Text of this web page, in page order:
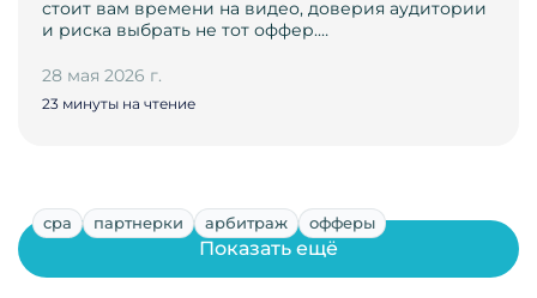
стоит вам времени на видео, доверия аудитории
и риска выбрать не тот оффер.…
28 мая 2026 г.
23 минуты на чтение
cpa партнерки арбитраж офферы
Показать ещё